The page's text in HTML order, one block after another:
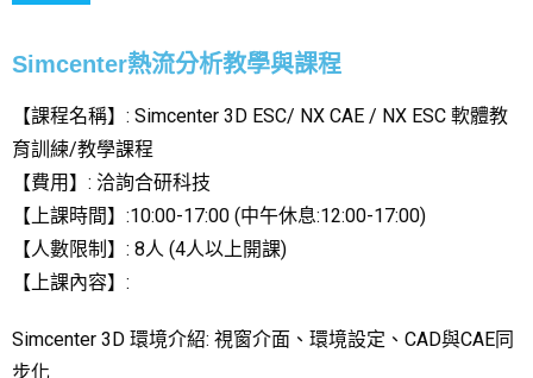
Simcenter熱流分析教學與課程
【課程名稱】: Simcenter 3D ESC/ NX CAE / NX ESC 軟體教
育訓練/教學課程
【費用】: 洽詢合研科技
【上課時間】:10:00-17:00 (中午休息:12:00-17:00)
【人數限制】: 8人 (4人以上開課)
【上課內容】:
Simcenter 3D 環境介紹: 視窗介面、環境設定、CAD與CAE同
步化